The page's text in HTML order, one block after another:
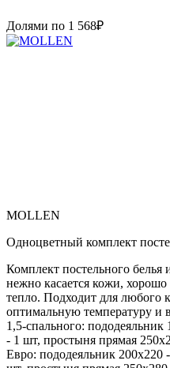
Долями по 1 568₽
MOLLEN
Одноцветный комплект
Комплект постельного белья
нежно касается кожи, хорошо
тепло. Подходит для любого
оптимальную температуру и
1,5-спального:
- 1 шт, простыня прямая
Евро: пододеяльник 200х220